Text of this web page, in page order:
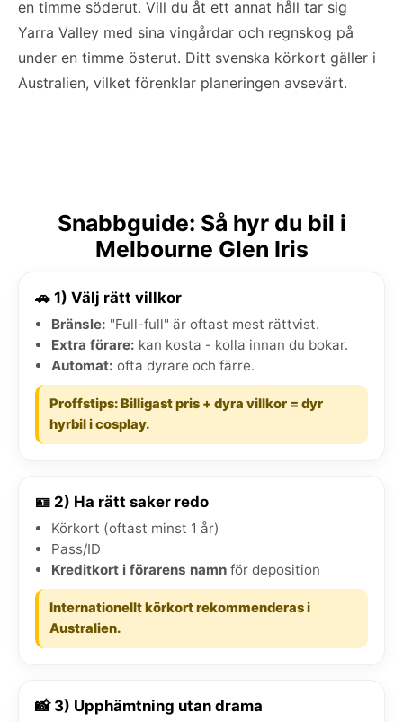
en timme söderut. Vill du åt ett annat håll tar sig
Yarra Valley med sina vingårdar och regnskog på
under en timme österut. Ditt svenska körkort gäller i
Australien, vilket förenklar planeringen avsevärt.
Snabbguide: Så hyr du bil i
Melbourne Glen Iris
🚗 1) Välj rätt villkor
Bränsle: "Full-full" är oftast mest rättvist.
Extra förare: kan kosta - kolla innan du bokar.
Automat: ofta dyrare och färre.
Proffstips: Billigast pris + dyra villkor = dyr
hyrbil i cosplay.
🪪 2) Ha rätt saker redo
Körkort (oftast minst 1 år)
Pass/ID
Kreditkort i förarens namn för deposition
Internationellt körkort rekommenderas i
Australien.
📸 3) Upphämtning utan drama